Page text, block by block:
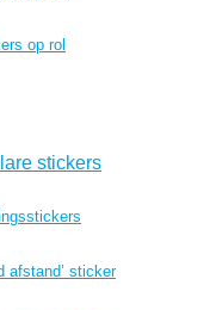
op rol
stickers
afstand’ sticker